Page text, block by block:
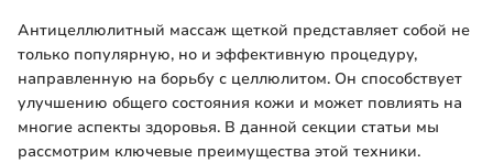
Антицеллюлитный массаж щеткой представляет собой не
только популярную, но и эффективную процедуру,
направленную на борьбу с целлюлитом. Он способствует
улучшению общего состояния кожи и может повлиять на
многие аспекты здоровья. В данной секции статьи мы
рассмотрим ключевые преимущества этой техники.